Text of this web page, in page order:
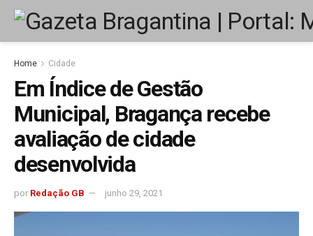
Home Cidade
Em Índice de Gestão
Municipal, Bragança recebe
avaliação de cidade
desenvolvida
por Redação GB junho 29, 2021